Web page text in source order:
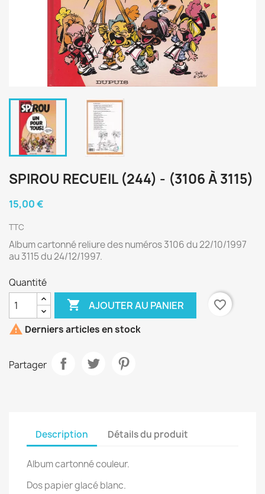
SPIROU RECUEIL (244) - (3106 À 3115)
15,00 €
TTC
Album cartonné reliure des numéros 3106 du 22/10/1997
au 3115 du 24/12/1997.
Quantité
 AJOUTER AU PANIER
favorite_border
 Derniers articles en stock
Partager
Description Détails du produit
Album cartonné couleur.
Dos papier glacé blanc.